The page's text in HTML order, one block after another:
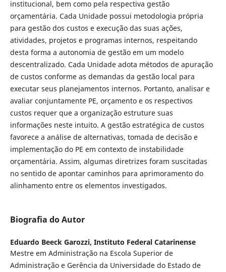
institucional, bem como pela respectiva gestão
orçamentária. Cada Unidade possui metodologia própria
para gestão dos custos e execução das suas ações,
atividades, projetos e programas internos, respeitando
desta forma a autonomia de gestão em um modelo
descentralizado. Cada Unidade adota métodos de apuração
de custos conforme as demandas da gestão local para
executar seus planejamentos internos. Portanto, analisar e
avaliar conjuntamente PE, orçamento e os respectivos
custos requer que a organização estruture suas
informações neste intuito. A gestão estratégica de custos
favorece a análise de alternativas, tomada de decisão e
implementação do PE em contexto de instabilidade
orçamentária. Assim, algumas diretrizes foram suscitadas
no sentido de apontar caminhos para aprimoramento do
alinhamento entre os elementos investigados.
Biografia do Autor
Eduardo Beeck Garozzi, Instituto Federal Catarinense
Mestre em Administração na Escola Superior de
Administração e Gerência da Universidade do Estado de